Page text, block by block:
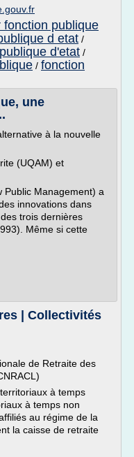
publique
d etat /
d'etat /
/ fonction
une
à la nouvelle
(UQAM) et
Public Management) a
innovations dans
trois dernières
Même si cette
| Collectivités
de Retraite des
à temps
à temps non
au régime de la
la caisse de retraite